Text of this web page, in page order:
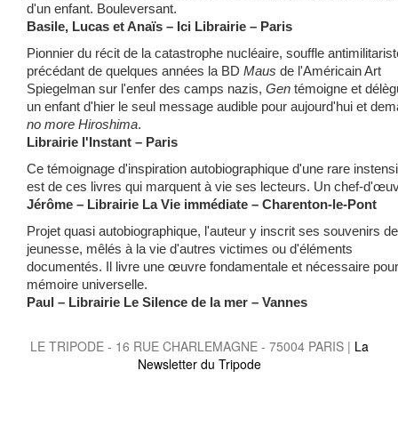
d'un enfant. Bouleversant.
Basile, Lucas et Anaïs – Ici Librairie – Paris
Pionnier du récit de la catastrophe nucléaire, souffle
précédant de quelques années la BD Maus de l'Américain Art
Spiegelman sur l'enfer des camps nazis, Gen témoigne et
un enfant d'hier le seul message audible pour aujourd'hui et
no more Hiroshima.
Librairie l'Instant – Paris
Ce témoignage d'inspiration autobiographique d'une rare
est de ces livres qui marquent à vie ses lecteurs. Un chef-
Jérôme – Librairie La Vie immédiate – Charenton-le-Pont
Projet quasi autobiographique, l'auteur y inscrit ses souvenirs de
jeunesse, mêlés à la vie d'autres victimes ou d'éléments
documentés. Il livre une œuvre fondamentale et nécessaire
mémoire universelle.
Paul – Librairie Le Silence de la mer – Vannes
LE TRIPODE - 16 RUE CHARLEMAGNE - 75004 PARIS | La
Newsletter du Tripode